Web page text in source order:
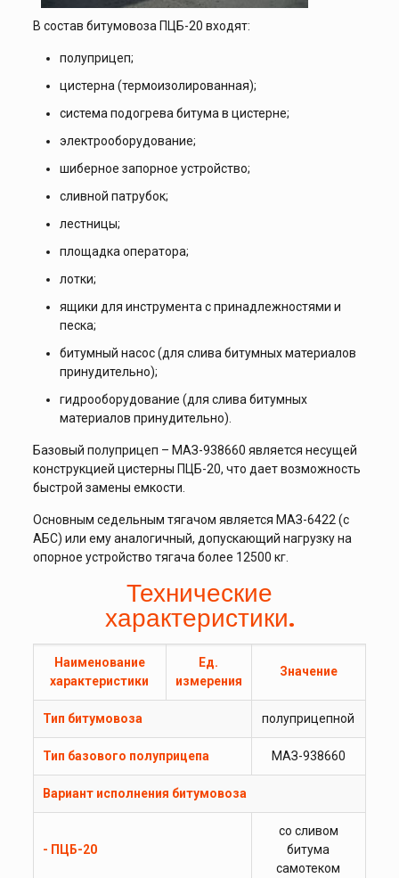
В состав битумовоза ПЦБ-20 входят:
полуприцеп;
цистерна (термоизолированная);
система подогрева битума в цистерне;
электрооборудование;
шиберное запорное устройство;
сливной патрубок;
лестницы;
площадка оператора;
лотки;
ящики для инструмента с принадлежностями и
песка;
битумный насос (для слива битумных материалов
принудительно);
гидрооборудование (для слива битумных
материалов принудительно).
Базовый полуприцеп – МАЗ-938660 является несущей
конструкцией цистерны ПЦБ-20, что дает возможность
быстрой замены емкости.
Основным седельным тягачом является МАЗ-6422 (с
АБС) или ему аналогичный, допускающий нагрузку на
опорное устройство тягача более 12500 кг.
Технические
характеристики.
Наименование
характеристики
Ед.
измерения
Значение
Тип битумовоза полуприцепной
Тип базового полуприцепа МАЗ-938660
Вариант исполнения битумовоза
- ПЦБ-20
со сливом
битума
самотеком